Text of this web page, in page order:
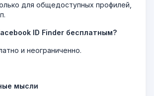
для общедоступных профилей,
ID Finder бесплатным?
и неограниченно.
мысли